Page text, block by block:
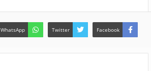
Facebook
Twitter
WhatsApp